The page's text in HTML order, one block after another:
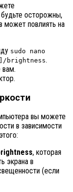
осторожны,
может повлиять на
sudo nano
brightness.
вам.
вы можете
в зависимости
, которая
экрана в
(если